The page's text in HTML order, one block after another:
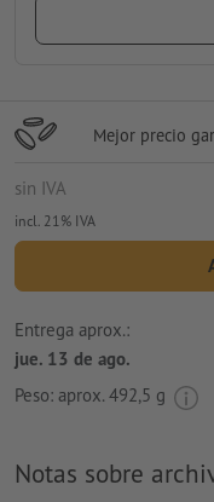
Mejor precio
sin IVA
incl. 21% IVA
Entrega aprox.:
jue. 13 de ago.
Peso: aprox. 492,5 g
Notas sobre